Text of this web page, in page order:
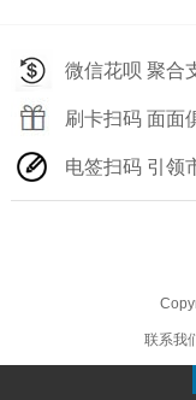
微信花呗 聚合
刷卡扫码 面面
电签扫码 引领
联系我